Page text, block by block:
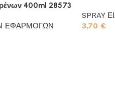
400ml 28573
ΕΦΑΡΜΟΓΩΝ
SPRAY
3,70 €